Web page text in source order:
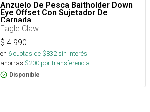
Anzuelo De Pesca Baitholder Down
Eye Offset Con Sujetador De
Carnada
Eagle Claw
$ 4.990
en 6cuotas de $832sin interés
ahorras $200 por transferencia.
Disponible